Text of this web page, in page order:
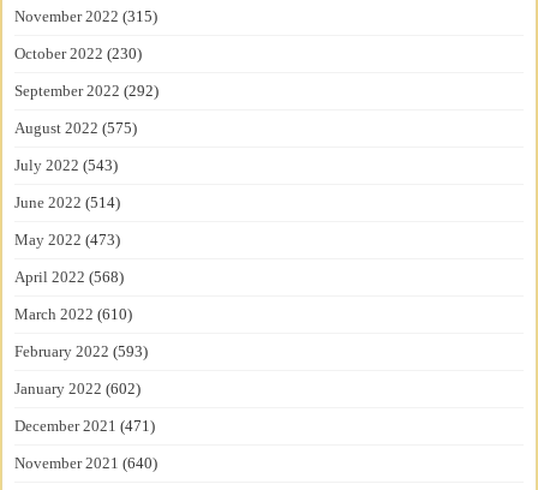
November 2022 (315)
October 2022 (230)
September 2022 (292)
August 2022 (575)
July 2022 (543)
June 2022 (514)
May 2022 (473)
April 2022 (568)
March 2022 (610)
February 2022 (593)
January 2022 (602)
December 2021 (471)
November 2021 (640)